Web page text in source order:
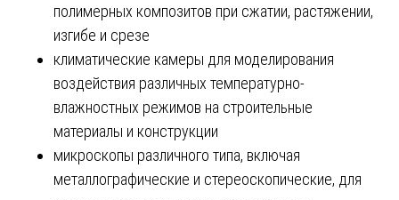
полимерных композитов при сжатии, растяжении,
изгибе и срезе
климатические камеры для моделирования
воздействия различных температурно-
влажностных режимов на строительные
материалы и конструкции
микроскопы различного типа, включая
металлографические и стереоскопические, для